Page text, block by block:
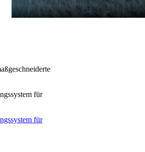
für
für